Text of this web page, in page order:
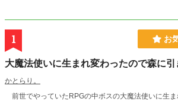
1 お
大魔法使いに生まれ変わったので森に
かとらり。
前世でやっていたRPGの中ボスの大魔法使いに生